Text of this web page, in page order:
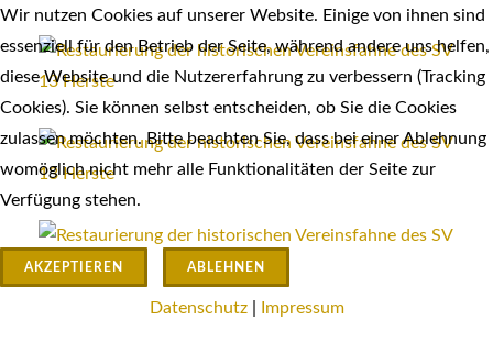
Wir nutzen Cookies auf unserer Website. Einige von ihnen sind
essenziell für den Betrieb der Seite, während andere uns helfen,
diese Website und die Nutzererfahrung zu verbessern (Tracking
Cookies). Sie können selbst entscheiden, ob Sie die Cookies
zulassen möchten. Bitte beachten Sie, dass bei einer Ablehnung
womöglich nicht mehr alle Funktionalitäten der Seite zur
Verfügung stehen.
AKZEPTIEREN ABLEHNEN
Datenschutz| Impressum